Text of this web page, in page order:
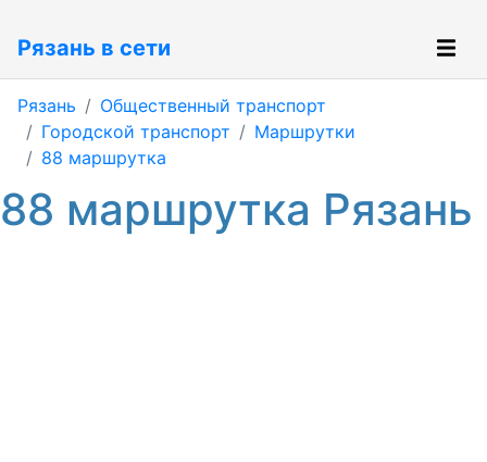
Рязань в сети
Рязань
Общественный транспорт
Городской транспорт
Маршрутки
88 маршрутка
88 маршрутка Рязань